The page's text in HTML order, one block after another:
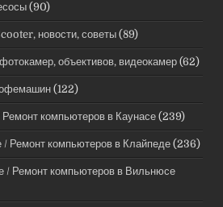
(90)
новости, советы (89)
объективов, видеокамер (62)
(122)
компьютеров в Каунасе (239)
Ремонт компьютеров в Клайпеде (236)
/ Ремонт компьютеров в Вильнюсе